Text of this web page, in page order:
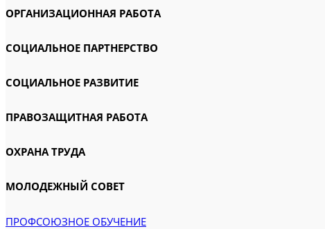
ОРГАНИЗАЦИОННАЯ РАБОТА
СОЦИАЛЬНОЕ ПАРТНЕРСТВО
СОЦИАЛЬНОЕ РАЗВИТИЕ
ПРАВОЗАЩИТНАЯ РАБОТА
ОХРАНА ТРУДА
МОЛОДЕЖНЫЙ СОВЕТ
ПРОФСОЮЗНОЕ ОБУЧЕНИЕ